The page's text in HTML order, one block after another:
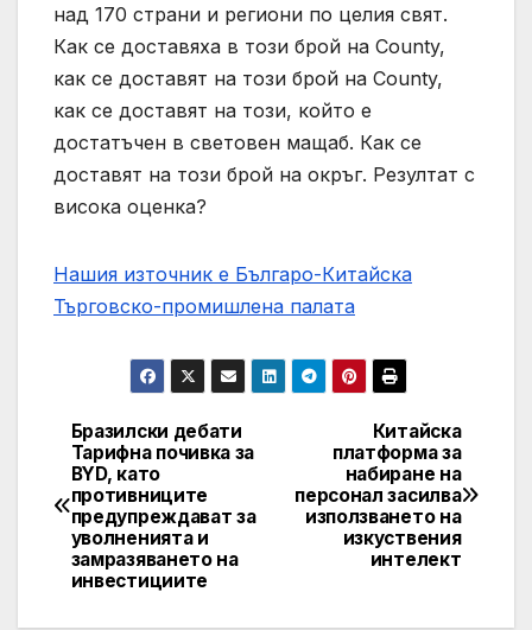
над 170 страни и региони по целия свят.
Как се доставяха в този брой на County,
как се доставят на този брой на County,
как се доставят на този, който е
достатъчен в световен мащаб. Как се
доставят на този брой на окръг. Резултат с
висока оценка?
Нашия източник е Българо-Китайска
Търговско-промишлена палaта
Post
navigation
Китайска
платформа за
набиране на
персонал засилва
използването на
изкуствения
интелект
Бразилски дебати
Тарифна почивка за
BYD, като
противниците
предупреждават за
уволненията и
замразяването на
инвестициите